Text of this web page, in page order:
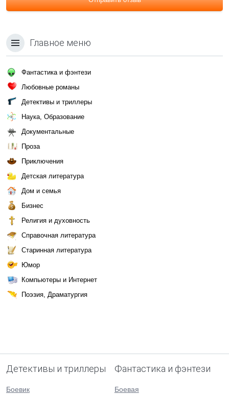
Главное меню
Фантастика и фэнтези
Любовные романы
Детективы и триллеры
Наука, Образование
Документальные
Проза
Приключения
Детская литература
Дом и семья
Бизнес
Религия и духовность
Справочная литература
Старинная литература
Юмор
Компьютеры и Интернет
Поэзия, Драматургия
Детективы и триллеры
Боевик
Фантастика и фэнтези
Боевая